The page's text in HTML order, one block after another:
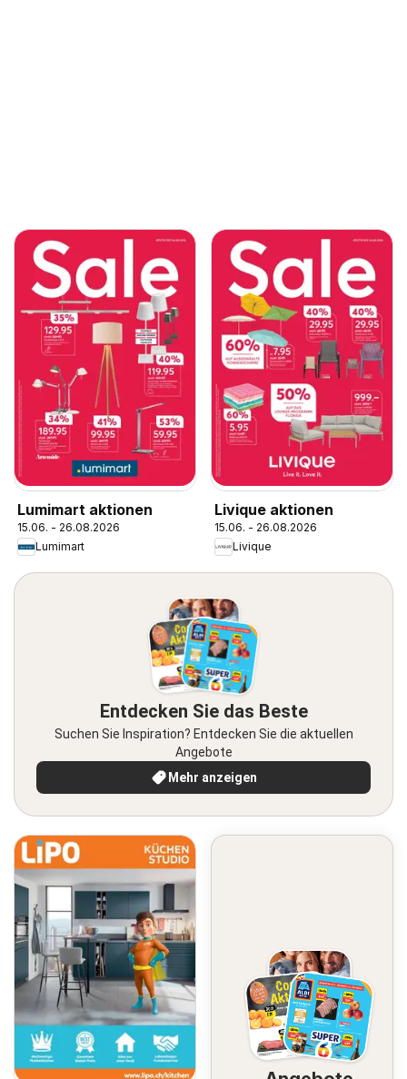
Lumimart aktionen
15.06. - 26.08.2026
Lumimart
Livique aktionen
15.06. - 26.08.2026
Livique
Entdecken Sie das Beste
Suchen Sie Inspiration? Entdecken Sie die aktuellen
Angebote
Mehr anzeigen